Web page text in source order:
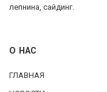
лепнина, сайдинг.
О НАС
ГЛАВНАЯ